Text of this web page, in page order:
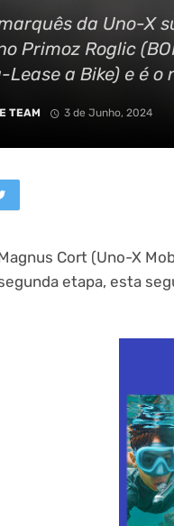
da Uno-X
Primoz Roglic
Lease a Bike) e é
TEAM 3 de Junho, 2024
Cort (Uno-X
etapa, esta